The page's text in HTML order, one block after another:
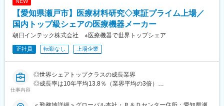
変更の範囲：会社の定める業務
残業時間は月平均30H程度です。就業時間の管理は徹底されてお
り、全社的に月40時間を超えることはほぼありません。
◇「国内シェアトップクラス」&「110の国と地域でのグローバル
上がカテーテル治療が選択されています。その治療に使用される
カテーテルおよびガイドワイヤー（カテーテルを治療部へ導くた
た、世界110の国と地域でのグローバル規模でのシェアも拡大し
【愛知県瀬戸市】医療材料研究◇東証プライム上場／
国内トップ級シェアの医療機器メーカー
朝日インテック株式会社 ※医療機器で世界トップシェア
正社員 転勤なし 上場企業
仕事内容
◎世界シェアトップクラスの成長業界
◎成長率は10年平均13.8％（業界平均の3倍）